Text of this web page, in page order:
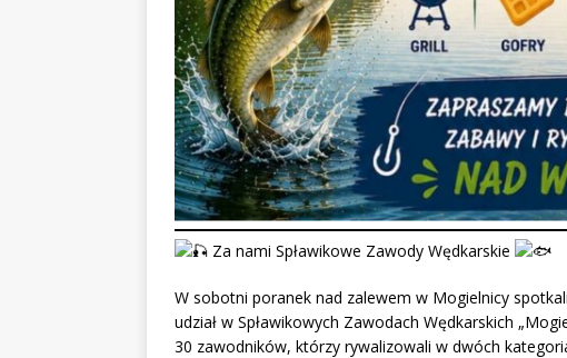
Za nami Spławikowe Zawody Wędkarskie
W sobotni poranek nad zalewem w Mogielnicy
udział w Spławikowych Zawodach Wędkarskich
30 zawodników, którzy rywalizowali w dwóch